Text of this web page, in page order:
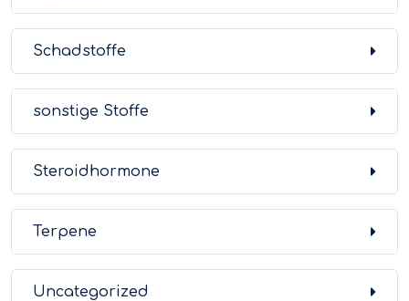
Schadstoffe
sonstige Stoffe
Steroidhormone
Terpene
Uncategorized